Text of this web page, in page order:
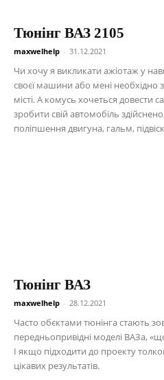
Тюнінг ВАЗ 2105
maxwelhelp - 31.12.2021
Чи хочу я викликати ажіотаж у
своєї машини або мені
місті. А комусь хочеться довести
зробити свій автомобіль
поліпшення двигуна, гальм,
Тюнінг ВАЗ
maxwelhelp - 28.12.2021
Часто обєктами тюнінга стають
передньопривідні моделі ВАЗа,
І якщо підходити до проекту
цікавих результатів.